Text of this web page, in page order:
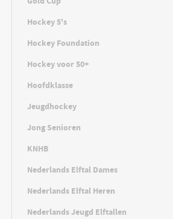
Hockey 5's
Hockey Foundation
Hockey voor 50+
Hoofdklasse
Jeugdhockey
Jong Senioren
KNHB
Nederlands Elftal Dames
Nederlands Elftal Heren
Nederlands Jeugd Elftallen